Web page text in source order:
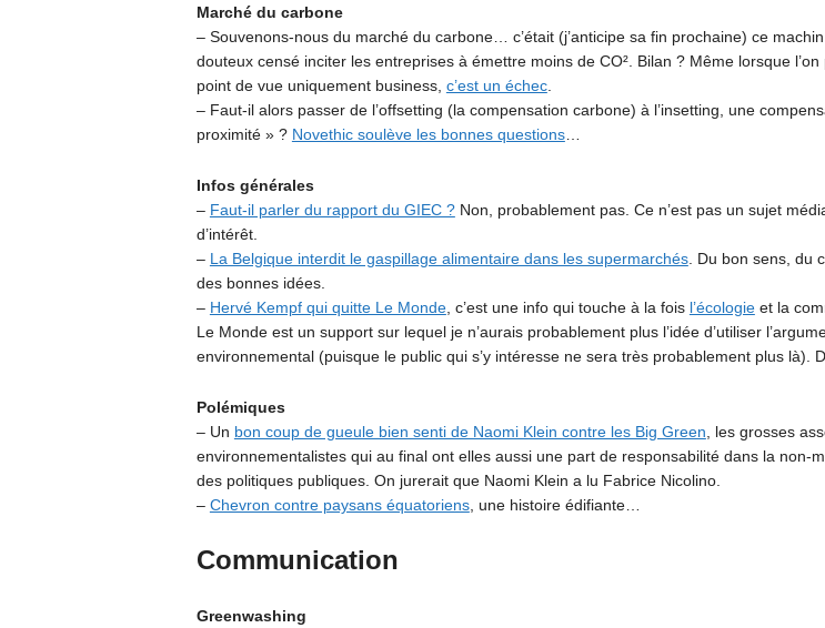
Marché du carbone
– Souvenons-nous du marché du carbone… c’était (j’anticipe sa fin prochaine) ce
douteux censé inciter les entreprises à émettre moins de CO². Bilan ? Même lorsque l’on
point de vue uniquement business, c’est un échec.
– Faut-il alors passer de l’offsetting (la compensation carbone) à l’insetting, une
proximité » ? Novethic soulève les bonnes questions…
Infos générales
– Faut-il parler du rapport du GIEC ?Non, probablement pas. Ce n’est pas un sujet
d’intérêt.
– La Belgique interdit le gaspillage alimentaire dans les supermarchés. Du bon sens, du
des bonnes idées.
– Hervé Kempf qui quitte Le Monde, c’est une info qui touche à la fois l’écologieet la
Le Monde est un support sur lequel je n’aurais probablement plus l’idée d’utiliser
environnemental (puisque le public qui s’y intéresse ne sera très probablement plus là).
Polémiques
– Un bon coup de gueule bien senti de Naomi Klein contre les Big Green , les grosses
environnementalistes qui au final ont elles aussi une part de responsabilité dans la non-
des politiques publiques. On jurerait que Naomi Klein a lu Fabrice Nicolino.
– Chevron contre paysans équatoriens, une histoire édifiante…
Communication
Greenwashing